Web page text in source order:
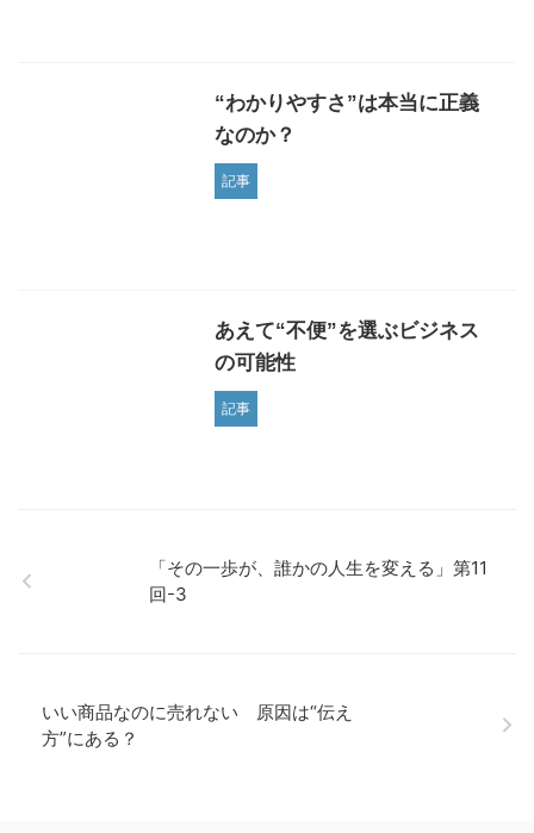
“わかりやすさ”は本当に正義
なのか？
記事
あえて“不便”を選ぶビジネス
の可能性
記事
「その一歩が、誰かの人生を変える」第11
回-3
いい商品なのに売れない 原因は“伝え
方”にある？